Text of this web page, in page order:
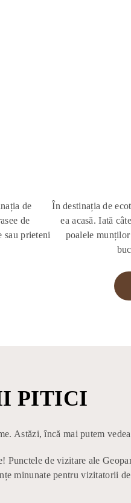
de
de
sau prieteni
În destinația de
ea acasă. Iată
poalele
PITICI
Astăzi, încă mai putem vedea
Punctele de vizitare ale
minunate pentru vizitatorii